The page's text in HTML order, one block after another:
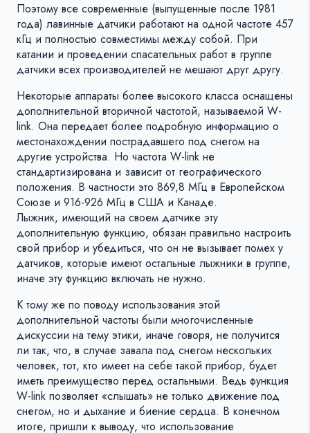
Поэтому все современные (выпущенные после 1981
года) лавинные датчики работают на одной частоте 457
кГц и полностью совместимы между собой. При
катании и проведении спасательных работ в группе
датчики всех производителей не мешают друг другу.
Некоторые аппараты более высокого класса оснащены
дополнительной вторичной частотой, называемой W-
link. Она передает более подробную информацию о
местонахождении пострадавшего под снегом на
другие устройства. Но частота W-link не
стандартизирована и зависит от географического
положения. В частности это 869,8 МГц в Европейском
Союзе и 916-926 МГц в США и Канаде.
Лыжник, имеющий на своем датчике эту
дополнительную функцию, обязан правильно настроить
свой прибор и убедиться, что он не вызывает помех у
датчиков, которые имеют остальные лыжники в группе,
иначе эту функцию включать не нужно.
К тому же по поводу использования этой
дополнительной частоты были многочисленные
дискуссии на тему этики, иначе говоря, не получится
ли так, что, в случае завала под снегом нескольких
человек, тот, кто имеет на себе такой прибор, будет
иметь преимущество перед остальными. Ведь функция
W-link позволяет «слышать» не только движение под
снегом, но и дыхание и биение сердца. В конечном
итоге, пришли к выводу, что использование